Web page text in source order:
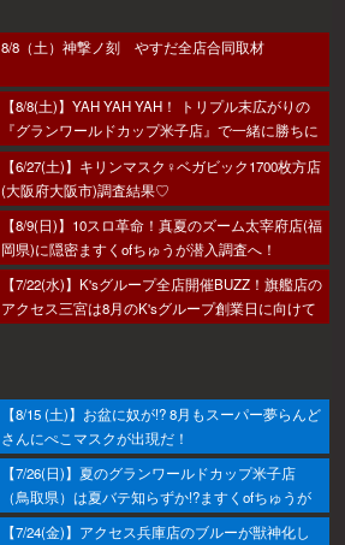
8/8（土）神撃ノ刻 やすだ全店合同取材
【8/8(土)】YAH YAH YAH！ トリプル末広がりの
『グランワールドカップ米子店』で一緒に勝ちに
行こうか～！
【6/27(土)】キリンマスク♀ベガビック1700枚方店
(大阪府大阪市)調査結果♡
【8/9(日)】10スロ革命！真夏のズーム太宰府店(福
岡県)に隠密ますくofちゅうが潜入調査へ！
【7/22(水)】K'sグループ全店開催BUZZ！旗艦店の
アクセス三宮は8月のK'sグループ創業日に向けて
【8/15 (土)】お盆に奴が!? 8月もスーパー夢らんど
さんにぺこマスクが出現だ！
【7/26(日)】夏のグランワールドカップ米子店
（鳥取県）は夏バテ知らずか!?ますくofちゅうが
調査してきたで～！
【7/24(金)】アクセス兵庫店のブルーが獣神化し